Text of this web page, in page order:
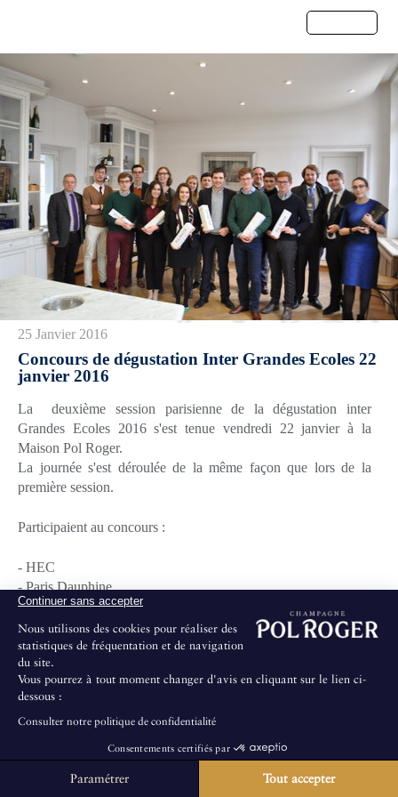
25 Janvier 2016
Concours de dégustation Inter Grandes Ecoles 22
janvier 2016
La deuxième session parisienne de la dégustation inter
Grandes Ecoles 2016 s'est tenue vendredi 22 janvier à la
Maison Pol Roger.
La journée s'est déroulée de la même façon que lors de la
première session.
Participaient au concours :
- HEC
- Paris Dauphine
- ESSEC
- Ecole Polytechnique
- ENS Cachan
C'est l'équipe de l'ESSEC qui a remporté la sélection et qui
reviendra donc pour la finale nationale avec :
- Jean-Baptiste MARTIN
- Aymeric ROZE
- Hélène DUCHAMPLa Maison ne propose pas de visites au public.
Continuer sans accepter
Nous utilisons des cookies pour réaliser des
statistiques de fréquentation et de navigation
du site.
Vous pourrez à tout moment changer d'avis en cliquant sur le lien ci-
dessous :
Consulter notre politique de confidentialité
Consentements certifiés par
Paramétrer Tout accepter